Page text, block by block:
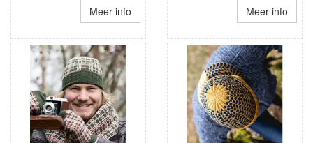
Meer info Meer info